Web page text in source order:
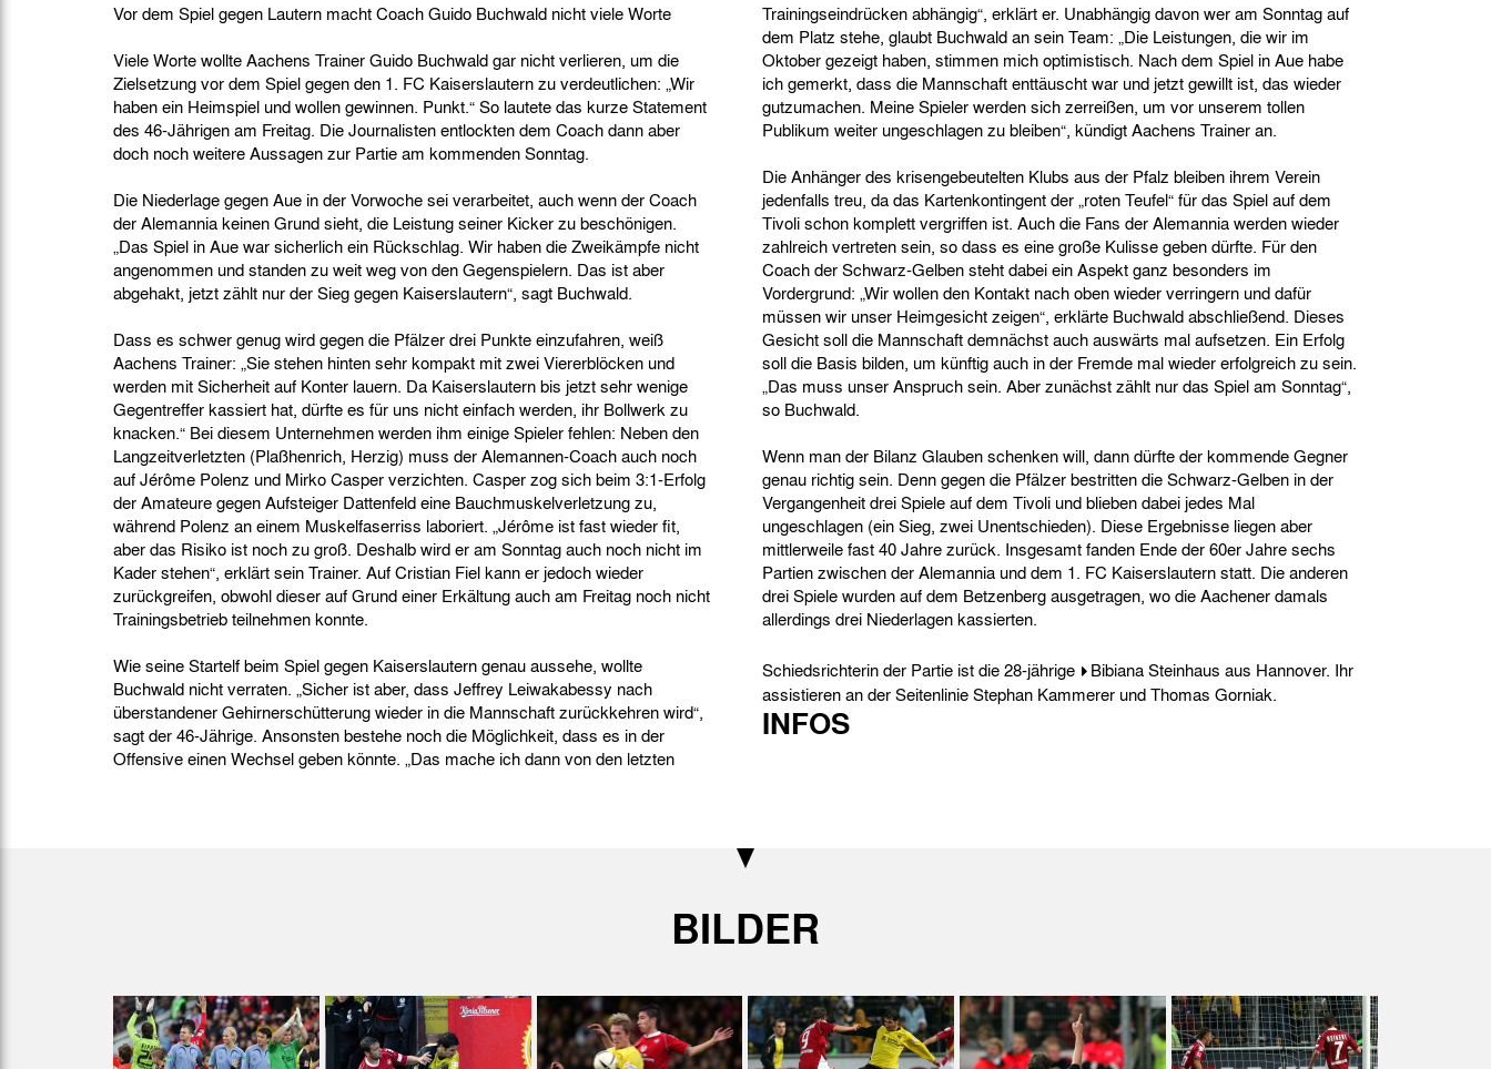
Vor dem Spiel gegen Lautern macht Coach Guido Buchwald nicht viele Worte
Viele Worte wollte Aachens Trainer Guido Buchwald gar nicht verlieren, um die
Zielsetzung vor dem Spiel gegen den 1. FC Kaiserslautern zu verdeutlichen: „Wir
haben ein Heimspiel und wollen gewinnen. Punkt.“ So lautete das kurze Statement
des 46-Jährigen am Freitag. Die Journalisten entlockten dem Coach dann aber
doch noch weitere Aussagen zur Partie am kommenden Sonntag.
Die Niederlage gegen Aue in der Vorwoche sei verarbeitet, auch wenn der Coach
der Alemannia keinen Grund sieht, die Leistung seiner Kicker zu beschönigen.
„Das Spiel in Aue war sicherlich ein Rückschlag. Wir haben die Zweikämpfe nicht
angenommen und standen zu weit weg von den Gegenspielern. Das ist aber
abgehakt, jetzt zählt nur der Sieg gegen Kaiserslautern“, sagt Buchwald.
Dass es schwer genug wird gegen die Pfälzer drei Punkte einzufahren, weiß
Aachens Trainer: „Sie stehen hinten sehr kompakt mit zwei Viererblöcken und
werden mit Sicherheit auf Konter lauern. Da Kaiserslautern bis jetzt sehr wenige
Gegentreffer kassiert hat, dürfte es für uns nicht einfach werden, ihr Bollwerk zu
knacken.“ Bei diesem Unternehmen werden ihm einige Spieler fehlen: Neben den
Langzeitverletzten (Plaßhenrich, Herzig) muss der Alemannen-Coach auch noch
auf Jérôme Polenz und Mirko Casper verzichten. Casper zog sich beim 3:1-Erfolg
der Amateure gegen Aufsteiger Dattenfeld eine Bauchmuskelverletzung zu,
während Polenz an einem Muskelfaserriss laboriert. „Jérôme ist fast wieder fit,
aber das Risiko ist noch zu groß. Deshalb wird er am Sonntag auch noch nicht im
Kader stehen“, erklärt sein Trainer. Auf Cristian Fiel kann er jedoch wieder
zurückgreifen, obwohl dieser auf Grund einer Erkältung auch am Freitag noch nicht
Trainingsbetrieb teilnehmen konnte.
Wie seine Startelf beim Spiel gegen Kaiserslautern genau aussehe, wollte
Buchwald nicht verraten. „Sicher ist aber, dass Jeffrey Leiwakabessy nach
überstandener Gehirnerschütterung wieder in die Mannschaft zurückkehren wird“,
sagt der 46-Jährige. Ansonsten bestehe noch die Möglichkeit, dass es in der
Offensive einen Wechsel geben könnte. „Das mache ich dann von den letzten
Trainingseindrücken abhängig“, erklärt er. Unabhängig davon wer am Sonntag auf
dem Platz stehe, glaubt Buchwald an sein Team: „Die Leistungen, die wir im
Oktober gezeigt haben, stimmen mich optimistisch. Nach dem Spiel in Aue habe
ich gemerkt, dass die Mannschaft enttäuscht war und jetzt gewillt ist, das wieder
gutzumachen. Meine Spieler werden sich zerreißen, um vor unserem tollen
Publikum weiter ungeschlagen zu bleiben“, kündigt Aachens Trainer an.
Die Anhänger des krisengebeutelten Klubs aus der Pfalz bleiben ihrem Verein
jedenfalls treu, da das Kartenkontingent der „roten Teufel“ für das Spiel auf dem
Tivoli schon komplett vergriffen ist. Auch die Fans der Alemannia werden wieder
zahlreich vertreten sein, so dass es eine große Kulisse geben dürfte. Für den
Coach der Schwarz-Gelben steht dabei ein Aspekt ganz besonders im
Vordergrund: „Wir wollen den Kontakt nach oben wieder verringern und dafür
müssen wir unser Heimgesicht zeigen“, erklärte Buchwald abschließend. Dieses
Gesicht soll die Mannschaft demnächst auch auswärts mal aufsetzen. Ein Erfolg
soll die Basis bilden, um künftig auch in der Fremde mal wieder erfolgreich zu sein.
„Das muss unser Anspruch sein. Aber zunächst zählt nur das Spiel am Sonntag“,
so Buchwald.
Wenn man der Bilanz Glauben schenken will, dann dürfte der kommende Gegner
genau richtig sein. Denn gegen die Pfälzer bestritten die Schwarz-Gelben in der
Vergangenheit drei Spiele auf dem Tivoli und blieben dabei jedes Mal
ungeschlagen (ein Sieg, zwei Unentschieden). Diese Ergebnisse liegen aber
mittlerweile fast 40 Jahre zurück. Insgesamt fanden Ende der 60er Jahre sechs
Partien zwischen der Alemannia und dem 1. FC Kaiserslautern statt. Die anderen
drei Spiele wurden auf dem Betzenberg ausgetragen, wo die Aachener damals
allerdings drei Niederlagen kassierten.
Schiedsrichterin der Partie ist die 28-jährige Bibiana Steinhaus aus Hannover. Ihr
assistieren an der Seitenlinie Stephan Kammerer und Thomas Gorniak.
INFOS
BILDER